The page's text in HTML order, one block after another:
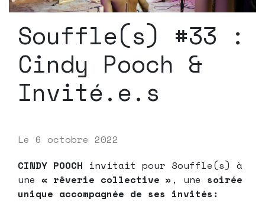
Souffle(s) #33 :
Cindy Pooch &
Invité.e.s
Le 6 octobre 2022
CINDY POOCH invitait pour Souffle(s) à
une « rêverie collective » , une soirée
unique accompagnée de ses invités: